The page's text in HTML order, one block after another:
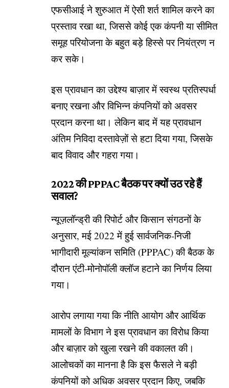
एफसीआई ने शुरुआत में ऐसी शर्त शामिल करने का
प्रस्ताव रखा था, जिससे कोई एक कंपनी या सीमित
समूह परियोजना के बहुत बड़े हिस्से पर नियंत्रण न
कर सके।
इस प्रावधान का उद्देश्य बाज़ार में स्वस्थ प्रतिस्पर्धा
बनाए रखना और विभिन्न कंपनियों को अवसर
प्रदान करना था। लेकिन बाद में यह प्रावधान
अंतिम निविदा दस्तावेज़ों से हटा दिया गया, जिसके
बाद विवाद और गहरा गया।
2022 की PPPAC बैठक पर क्यों उठ रहे हैं
सवाल?
न्यूज़लॉन्ड्री की रिपोर्ट और किसान संगठनों के
अनुसार, मई 2022 में हुई सार्वजनिक-निजी
भागीदारी मूल्यांकन समिति (PPPAC) की बैठक के
दौरान एंटी-मोनोपॉली क्लॉज हटाने का निर्णय लिया
गया।
आरोप लगाया गया कि नीति आयोग और आर्थिक
मामलों के विभाग ने इस प्रावधान का विरोध किया
और बाज़ार को खुला रखने की वकालत की।
आलोचकों का मानना है कि इस फैसले ने बड़ी
कंपनियों को अधिक अवसर प्रदान किए, जबकि